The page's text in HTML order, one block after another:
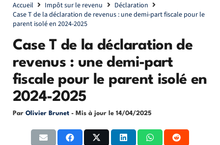
Accueil Impôt sur le revenu
Déclaration
Case T de la déclaration de revenus : une demi-part fiscale pour le
parent isolé en 2024-2025
Case T de la déclaration de
revenus : une demi-part
fiscale pour le parent isolé en
2024-2025
Par Olivier Brunet - Mis à jour le 14/04/2025